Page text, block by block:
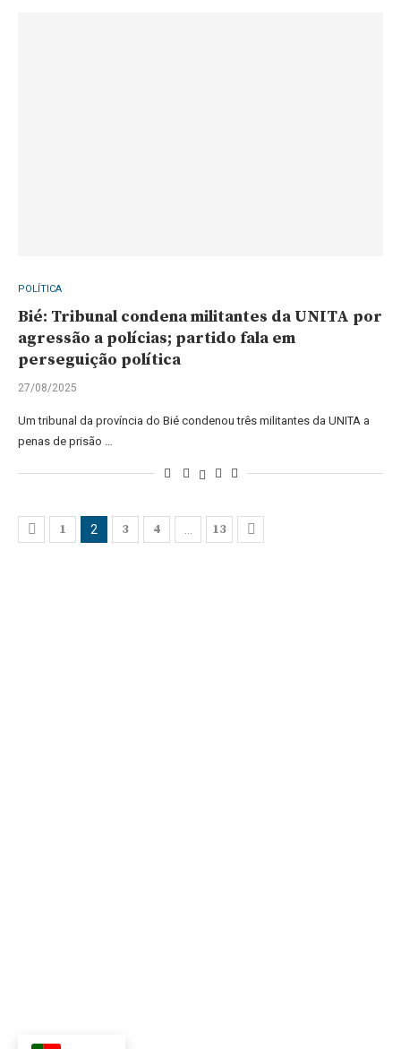
POLÍTICA
Bié: Tribunal condena militantes da UNITA por
agressão a polícias; partido fala em
perseguição política
27/08/2025
Um tribunal da província do Bié condenou três militantes da UNITA a
penas de prisão …
1 2 3 4 13